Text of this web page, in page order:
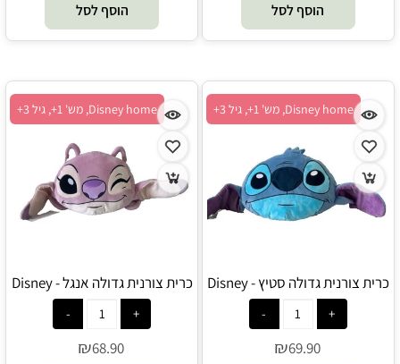
הוסף לסל הוסף לסל
Disney home, מש' 1+, גיל 3+
כרית צורנית גדולה סטיץ - Disney
₪69.90
Disney home, מש' 1+, גיל 3+
כרית צורנית גדולה אנגל - Disney
₪68.90